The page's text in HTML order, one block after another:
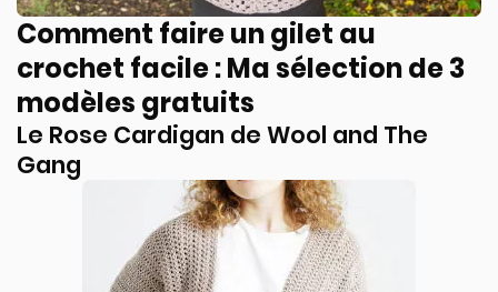
Comment faire un gilet au
crochet facile : Ma sélection de 3
modèles gratuits
Le Rose Cardigan de Wool and The
Gang